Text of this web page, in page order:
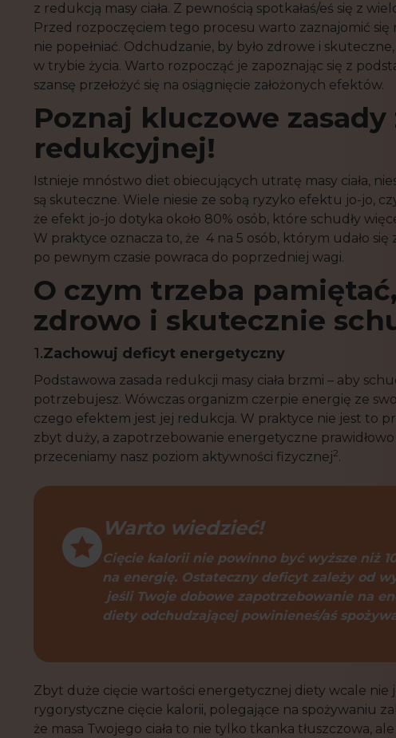
z redukcją masy ciała. Z pewnością spotkałaś/eś się z
Przed rozpoczęciem tego procesu warto zaznajomić się
nie popełniać. Odchudzanie, by było zdrowe i
w trybie życia. Warto rozpocząć je zapoznając się z
szansę przełożyć się na osiągnięcie założonych efektów.
Poznaj kluczowe
redukcyjnej!
Istnieje mnóstwo diet obiecujących utratę masy ciała,
są skuteczne. Wiele niesie ze sobą ryzyko efektu jo-jo,
że efekt jo-jo dotyka około 80% osób, które schudły
W praktyce oznacza to, że 4 na 5 osób, którym udało się
po pewnym czasie powraca do poprzedniej wagi.
O czym trzeba
zdrowo i skutecznie
1.Zachowuj deficyt energetyczny
Podstawowa zasada redukcji masy ciała brzmi – aby
potrzebujesz. Wówczas organizm czerpie energię ze
czego efektem jest jej redukcja. W praktyce nie jest to
zbyt duży, a zapotrzebowanie energetyczne
przeceniamy nasz poziom aktywności fizycznej2.
Warto wiedzieć!
Cięcie kalorii nie powinno być wyższe niż
na energię. Ostateczny deficyt zależy od
jeśli Twoje dobowe zapotrzebowanie na
diety odchudzającej powinieneś/aś
Zbyt duże cięcie wartości energetycznej diety wcale
rygorystyczne cięcie kalorii, polegające na spożywaniu
że masa Twojego ciała to nie tylko tkanka tłuszczowa,